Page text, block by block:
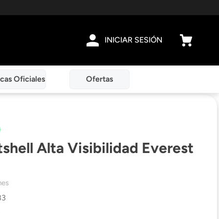
INICIAR SESIÓN
Oficiales Ofertas
Alta Visibilidad Everest